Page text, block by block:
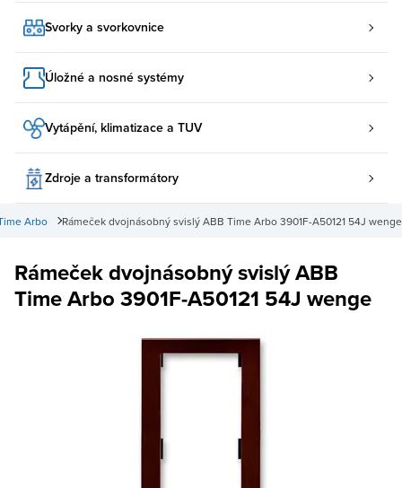
Svorky a svorkovnice
Úložné a nosné systémy
Vytápění, klimatizace a TUV
Zdroje a transformátory
Rámeček dvojnásobný svislý ABB Time Arbo 3901F-A50121 54J wenge
Arbo
Rámeček dvojnásobný svislý ABB
Time Arbo 3901F-A50121 54J wenge